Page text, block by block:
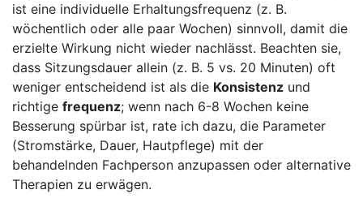
⁤ist eine individuelle Erhaltungsfrequenz ​(z. B.
wöchentlich oder alle paar ‍Wochen) sinnvoll, damit die⁤
erzielte ​Wirkung nicht wieder ‍nachlässt. Beachten sie,‍
dass Sitzungsdauer ​allein (z. B.⁢ 5​ vs. 20 Minuten)‍ oft
weniger entscheidend ist⁣ als die Konsistenz und
richtige frequenz; ‌wenn nach ‍6-8 Wochen keine⁤
Besserung spürbar ist, rate ich dazu, die Parameter⁣
(Stromstärke, Dauer, Hautpflege) mit der
behandelnden Fachperson anzupassen oder alternative⁢
Therapien ‍zu erwägen.